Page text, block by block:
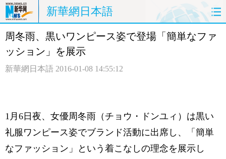
新華網日本語
ホームページ 政治 経済
中日対訳
周冬雨、黒いワンピース姿で登場「簡単なファ
ッション」を展示
新華網日本語 2016-01-08 14:55:12
1月6日夜、女優周冬雨（チョウ・ドンユィ）は黒い
礼服ワンピース姿でブランド活動に出席し、「簡単
なファッション」という着こなしの理念を展示し